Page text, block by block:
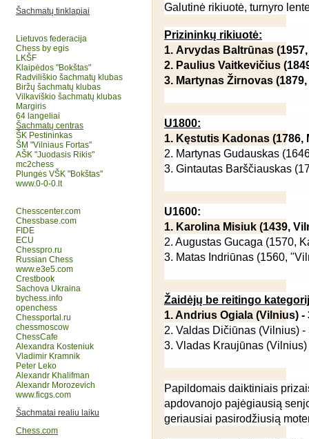
Šachmatų tinklapiai
Lietuvos federacija
Chess by egis
LKŠF
Klaipėdos "Bokštas"
Radviliškio šachmatų klubas
Biržų šachmatų klubas
Vilkaviškio šachmatų klubas
Margiris
64 langeliai
Šachmatų centras
ŠK Pestininkas
ŠM "Vilniaus Fortas"
AŠK "Juodasis Rikis"
mc2chess
Plungės VŠK "Bokštas"
www.0-0-0.lt
Chesscenter.com
Chessbase.com
FIDE
ECU
Chesspro.ru
Russian Chess
www.e3e5.com
Crestbook
Sachova Ukraina
bychess.info
openchess
Chessportal.ru
chessmoscow
ChessCafe
Alexandra Kosteniuk
Vladimir Kramnik
Peter Leko
Alexandr Khalifman
Alexandr Morozevich
www.ficgs.com
Šachmatai realiu laiku
Chess.com
Galutinė rikiuotė, turnyro
Prizininkų rikiuotė:
1. Arvydas Baltrūnas
2. Paulius Vaitkevičius
3. Martynas Žirnovas
U1800:
1. Kęstutis Kadonas (1786,
2. Martynas Gudauskas
3. Gintautas Barščiauskas
U1600:
1. Karolina Misiuk (1439,
2. Augustas Gucaga (1570,
3. Matas Indriūnas (1560,
Žaidėjų be reitingo
1. Andrius Ogiala (Vilnius) -
2. Valdas Dičiūnas (Vilnius) -
3. Vladas Kraujūnas (Vilnius)
Papildomais daiktiniais
apdovanojo pajėgiausią
geriausiai pasirodžiusią